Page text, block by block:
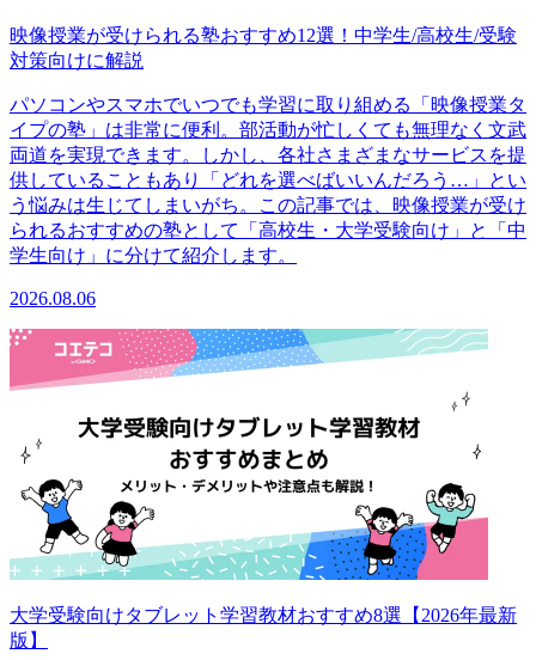
映像授業が受けられる塾おすすめ12選！中学生/高校生/受験
対策向けに解説
パソコンやスマホでいつでも学習に取り組める「映像授業タ
イプの塾」は非常に便利。部活動が忙しくても無理なく文武
両道を実現できます。しかし、各社さまざまなサービスを提
供していることもあり「どれを選べばいいんだろう…」とい
う悩みは生じてしまいがち。この記事では、映像授業が受け
られるおすすめの塾として「高校生・大学受験向け」と「中
学生向け」に分けて紹介します。
2026.08.06
大学受験向けタブレット学習教材おすすめ8選【2026年最新
版】